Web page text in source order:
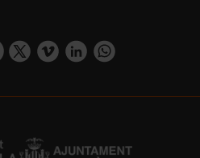
visit_valencia/
user/
www.facebook.com/
https://twitter.com/
https://vimeo.com/
https://www.linkedin.com/company/turismo-valencia/https://api.whatsapp.com/send/